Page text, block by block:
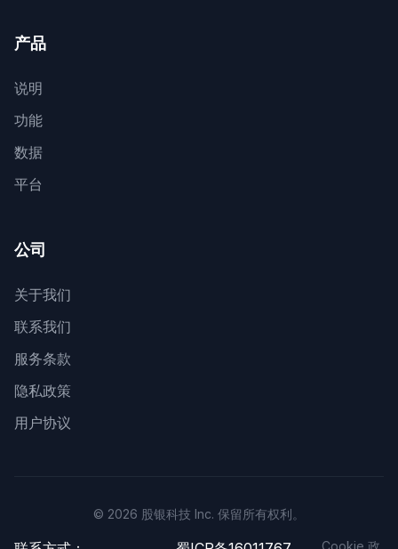
产品
说明
功能
数据
平台
公司
关于我们
联系我们
服务条款
隐私政策
用户协议
© 2026 股银科技 Inc. 保留所有权利。
Cookie 政